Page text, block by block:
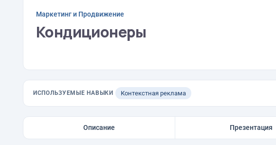
Маркетинг и Продвижение
Кондиционеры
ИСПОЛЬЗУЕМЫЕ НАВЫКИ Контекстная реклама
Описание Презентация